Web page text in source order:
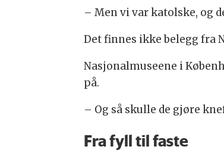
– Men vi var katolske, og
Det finnes ikke belegg fra
Nasjonalmuseene i
på.
– Og så skulle de gjøre
Fra fyll til faste